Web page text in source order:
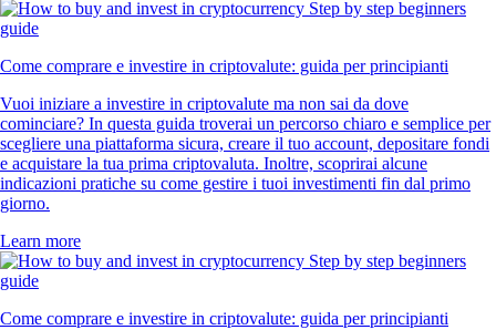
Come comprare e investire in criptovalute: guida per principianti
Vuoi iniziare a investire in criptovalute ma non sai da dove
cominciare? In questa guida troverai un percorso chiaro e semplice per
scegliere una piattaforma sicura, creare il tuo account, depositare fondi
e acquistare la tua prima criptovaluta. Inoltre, scoprirai alcune
indicazioni pratiche su come gestire i tuoi investimenti fin dal primo
giorno.
Learn more
Come comprare e investire in criptovalute: guida per principianti